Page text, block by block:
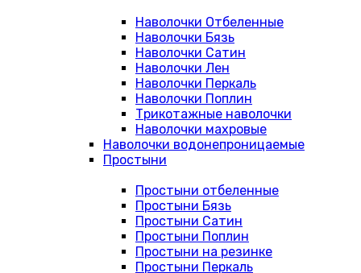
Наволочки Отбеленные
Наволочки Бязь
Наволочки Сатин
Наволочки Лен
Наволочки Перкаль
Наволочки Поплин
Трикотажные наволочки
Наволочки махровые
Наволочки водонепроницаемые
Простыни
Простыни отбеленные
Простыни Бязь
Простыни Сатин
Простыни Поплин
Простыни на резинке
Простыни Перкаль